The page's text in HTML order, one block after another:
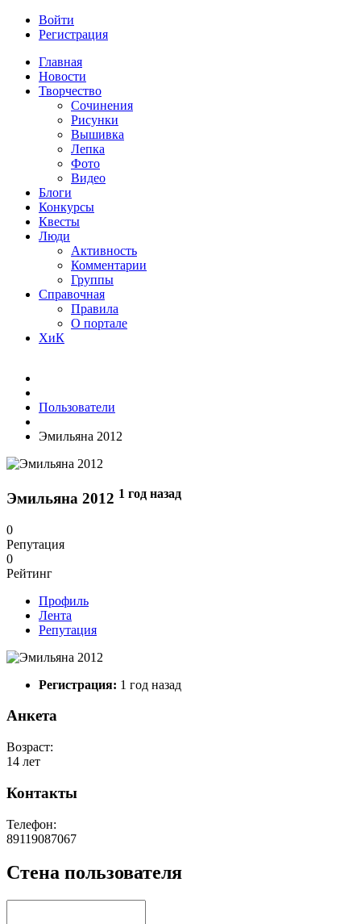
Войти
Регистрация
Главная
Новости
Творчество
Сочинения
Рисунки
Вышивка
Лепка
Фото
Видео
Блоги
Конкурсы
Квесты
Люди
Активность
Комментарии
Группы
Справочная
Правила
О портале
ХиК
Пользователи
Эмильяна 2012
Эмильяна 2012 1 год назад
0
Репутация
0
Рейтинг
Профиль
Лента
Репутация
Регистрация: 1 год назад
Анкета
Возраст:
14 лет
Контакты
Телефон:
89119087067
Стена пользователя